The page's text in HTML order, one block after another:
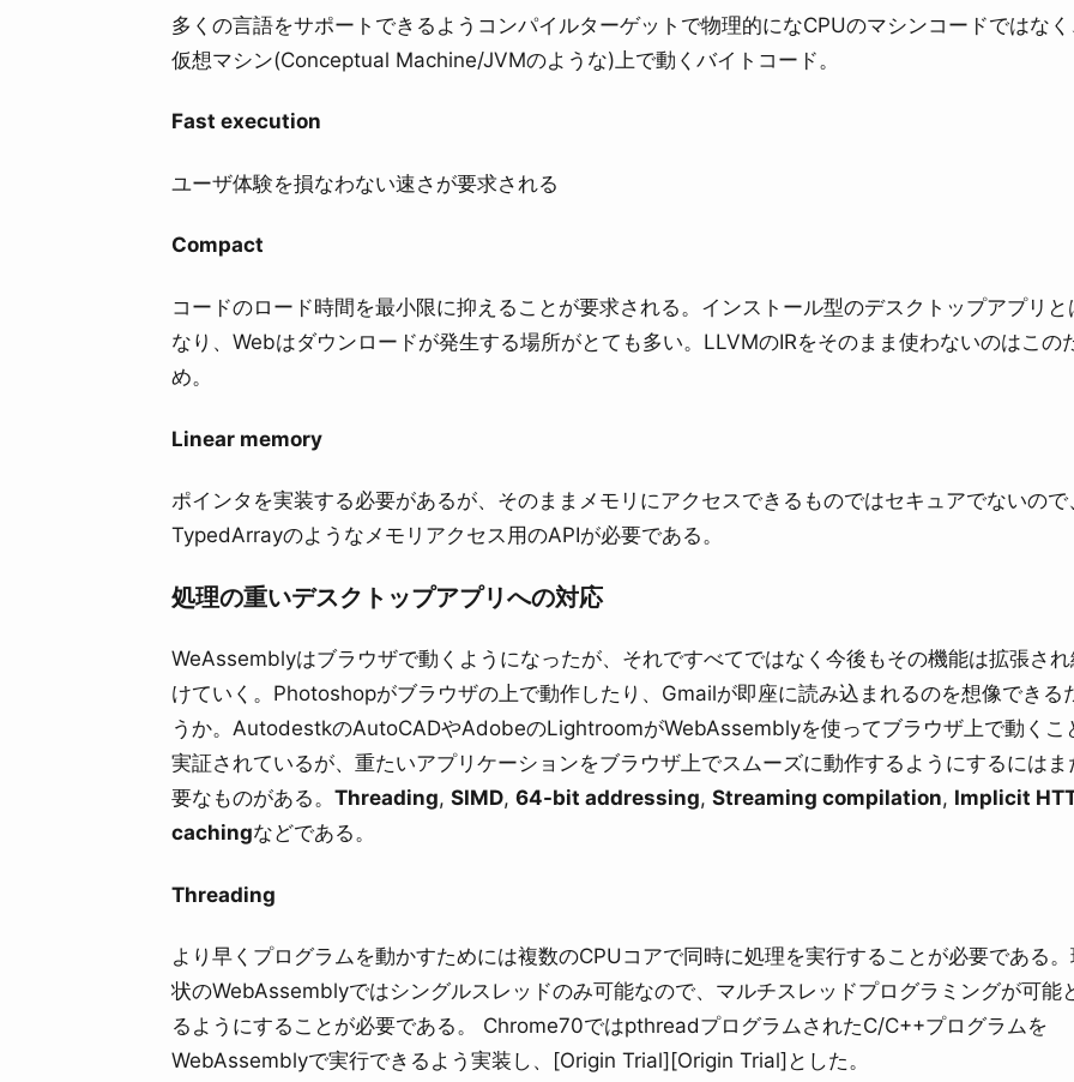
多くの言語をサポートできるようコンパイルターゲットで物理的になCPUのマシンコードではな
仮想マシン(Conceptual Machine/JVMのような)上で動くバイトコード。
Fast execution
ユーザ体験を損なわない速さが要求される
Compact
コードのロード時間を最小限に抑えることが要求される。インストール型のデスクトップアプリと
なり、Webはダウンロードが発生する場所がとても多い。LLVMのIRをそのまま使わないのはこの
め。
Linear memory
ポインタを実装する必要があるが、そのままメモリにアクセスできるものではセキュアでないので
TypedArrayのようなメモリアクセス用のAPIが必要である。
処理の重いデスクトップアプリへの対応
WeAssemblyはブラウザで動くようになったが、それですべてではなく今後もその機能は拡張さ
けていく。Photoshopがブラウザの上で動作したり、Gmailが即座に読み込まれるのを想像できる
うか。AutodestkのAutoCADやAdobeのLightroomがWebAssemblyを使ってブラウザ上で動くこ
実証されているが、重たいアプリケーションをブラウザ上でスムーズに動作するようにするにはま
要なものがある。Threading,SIMD,64-bit addressing,Streaming compilation, Implicit
cachingなどである。
Threading
より早くプログラムを動かすためには複数のCPUコアで同時に処理を実行することが必要である
状のWebAssemblyではシングルスレッドのみ可能なので、マルチスレッドプログラミングが可能
るようにすることが必要である。 Chrome70ではpthreadプログラムされたC/C++プログラムを
WebAssemblyで実行できるよう実装し、[Origin Trial][Origin Trial]とした。